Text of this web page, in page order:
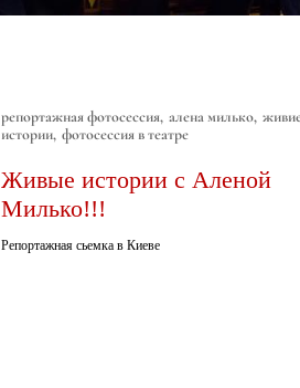
репортажная фотосессия алена милько
истории фотосессия в театре
Живые истории с Аленой
Милько!!!
Репортажная сьемка в Киеве